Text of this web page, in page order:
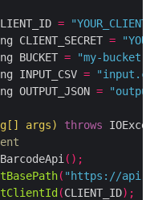
=
CLIENT_SECRET =
BUCKET = "my-bucket"
INPUT_CSV =
OUTPUT_JSON =
[] args) throws
();
( "https://
(CLIENT_ID);